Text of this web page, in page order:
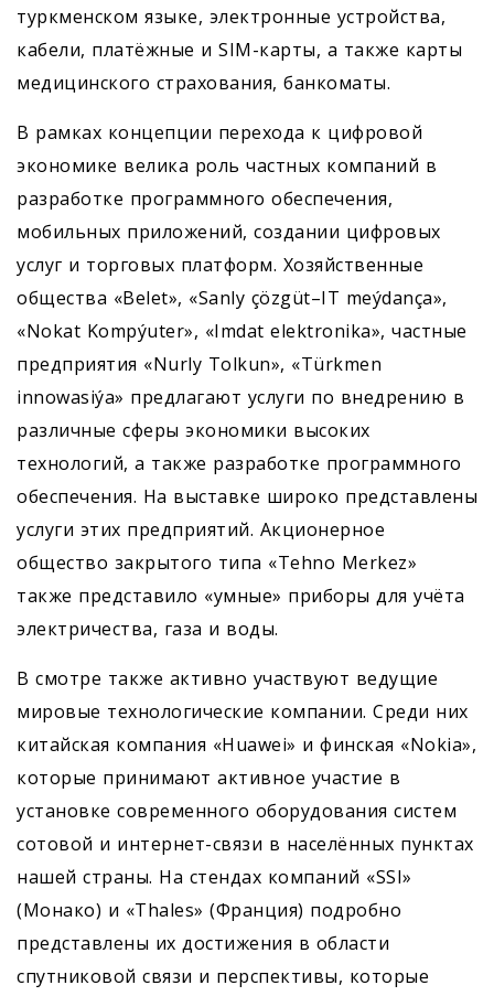
туркменском языке, электронные устройства,
кабели, платёжные и SIM-карты, а также карты
медицинского страхования, банкоматы.
В рамках концепции перехода к цифровой
экономике велика роль частных компаний в
разработке программного обеспечения,
мобильных приложений, создании цифровых
услуг и торговых платформ. Хозяйственные
общества «Belet», «Sanly çözgüt–IT meýdança»,
«Nokat Kompýuter», «Imdat elektronika», частные
предприятия «Nurly Tolkun», «Türkmen
innowasiýa» предлагают услуги по внедрению в
различные сферы экономики высоких
технологий, а также разработке программного
обес­печения. На выставке широко представлены
услуги этих предприятий. Акционерное
общество закрытого типа «Tehno Merkez»
также представило «умные» приборы для учёта
электричества, газа и воды.
В смотре также активно участвуют ведущие
мировые технологические компании. Среди них
китайская компания «Huawei» и финская «Nokia»,
которые принимают активное участие в
установке современного оборудования систем
сотовой и интернет-связи в населённых пунктах
нашей страны. На стендах компаний «SSI»
(Монако) и «Thales» (Франция) подробно
представлены их достижения в области
спутниковой связи и перспективы, которые